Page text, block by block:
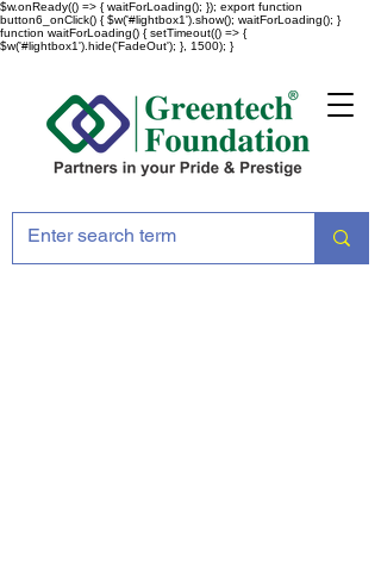
$w.onReady(() => { waitForLoading(); }); export function
button6_onClick() { $w('#lightbox1').show(); waitForLoading(); }
function waitForLoading() { setTimeout(() => {
$w('#lightbox1').hide('FadeOut'); }, 1500); }